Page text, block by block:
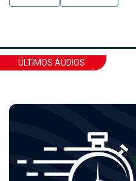
ÚLTIMOS ÁUDIOS